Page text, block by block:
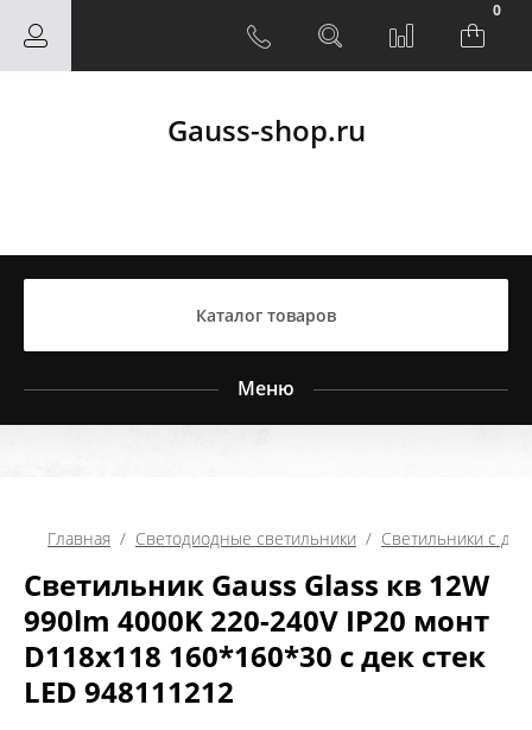
0
Gauss-shop.ru
Каталог товаров
Меню
Главная
  /
Светодиодные светильники
  /
Светильники с
Светильник Gauss Glass кв 12W
990lm 4000K 220-240V IP20 монт
D118х118 160*160*30 с дек стек
LED 948111212